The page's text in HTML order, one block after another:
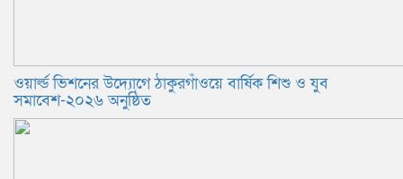
ওয়ার্ল্ড ভিশনের উদ্যোগে ঠাকুরগাঁওয়ে বার্ষিক শিশু ও যুব
সমাবেশ-২০২৬ অনুষ্ঠিত